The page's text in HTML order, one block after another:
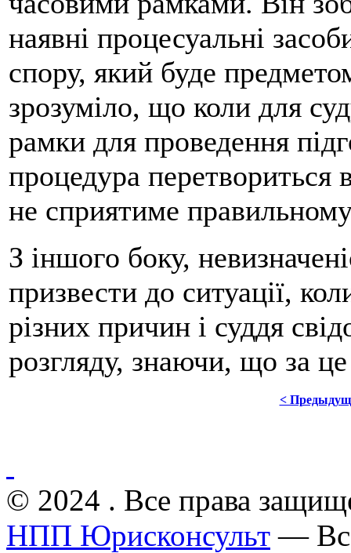
наявні процесуальні
спору, який буде
зрозуміло, що коли для
рамки для проведення
процедура перетвориться
не сприятиме
З іншого боку,
призвести до ситуації,
різних причин і суддя
розгляду, знаючи, що за
<
© 2024 . Все права
НПП Юрисконсульт —